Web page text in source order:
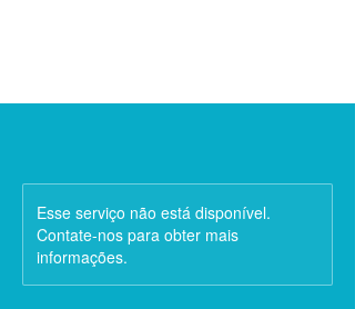
Esse serviço não está disponível.
Contate-nos para obter mais
informações.